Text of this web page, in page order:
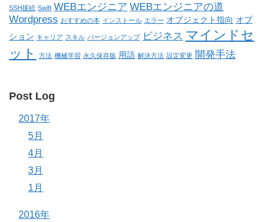
SSH接続 Swift WEBエンジニア WEBエンジニアの道
Wordpress おすすめの本 インストール エラー オブジェクト指向 オプ
ション キャリア スキル バージョンアップ ビジネス マインドセ
ット
方法 機械学習 永久保存版 用語 解決方法 設定変更 開発手法
Post Log
2017年
5月
4月
3月
1月
2016年